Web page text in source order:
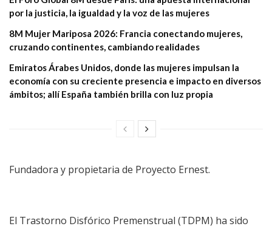
por la justicia, la igualdad y la voz de las mujeres
8M Mujer Mariposa 2026: Francia conectando mujeres,
cruzando continentes, cambiando realidades
Emiratos Árabes Unidos, donde las mujeres impulsan la
economía con su creciente presencia e impacto en diversos
ámbitos; allí España también brilla con luz propia
Fundadora y propietaria de Proyecto Ernest.
El Trastorno Disfórico Premenstrual (TDPM) ha sido